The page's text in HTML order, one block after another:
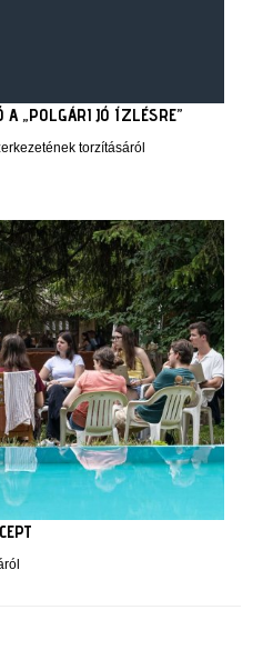
„POLGÁRI JÓ ÍZLÉSRE”
torzításáról